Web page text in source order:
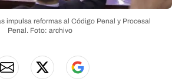
impulsa reformas al Código Penal y Procesal
Penal. Foto: archivo